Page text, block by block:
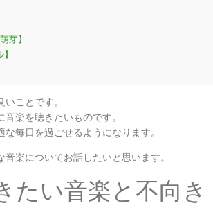
芽】
ことです。
楽を聴きたいものです。
毎日を過ごせるようになります。
楽についてお話したいと思います。
たい音楽と不向き